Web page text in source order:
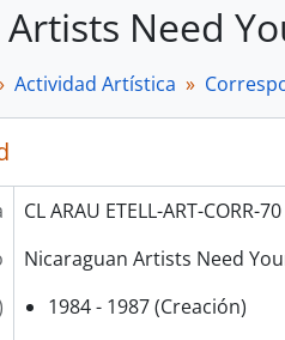
Need
Actividad Artística
CL ARAU ETELL-ART-CORR-70
Nicaraguan Artists Need
1984 - 1987 (Creación)